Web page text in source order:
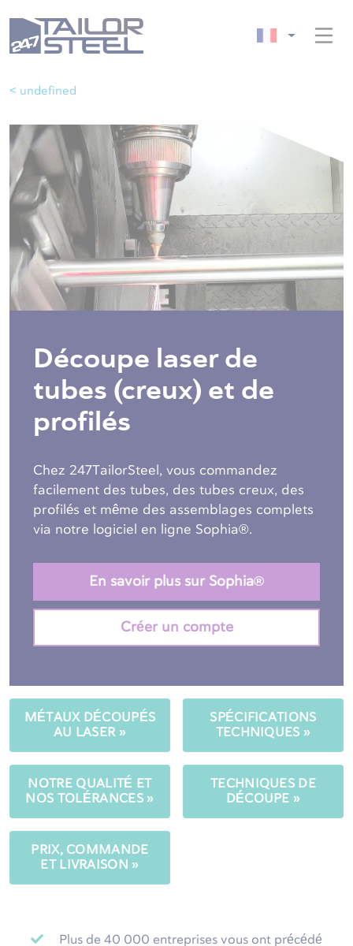
< undefined
Découpe laser de
tubes (creux) et de
profilés
Chez 247TailorSteel, vous commandez
facilement des tubes, des tubes creux, des
profilés et même des assemblages complets
via notre logiciel en ligne Sophia®.
En savoir plus sur Sophia®
Créer un compte
MÉTAUX DÉCOUPÉS
AU LASER »
SPÉCIFICATIONS
TECHNIQUES »
NOTRE QUALITÉ ET
NOS TOLÉRANCES »
TECHNIQUES DE
DÉCOUPE »
PRIX, COMMANDE
ET LIVRAISON »
Plus de 40 000 entreprises vous ont précédé